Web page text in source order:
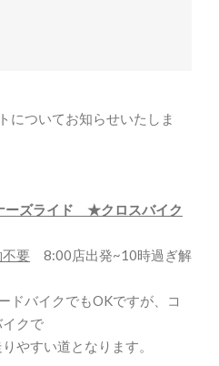
についてお知らせいたしま
ーズライド ★クロスバイク
要 8:00店出発~10時過ぎ解
もOKですが、コ
クで
なります。